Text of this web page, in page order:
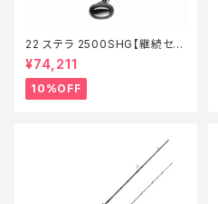
22 ステラ 2500SHG【継続セー
ル_リール】【10】
¥74,211
10%OFF